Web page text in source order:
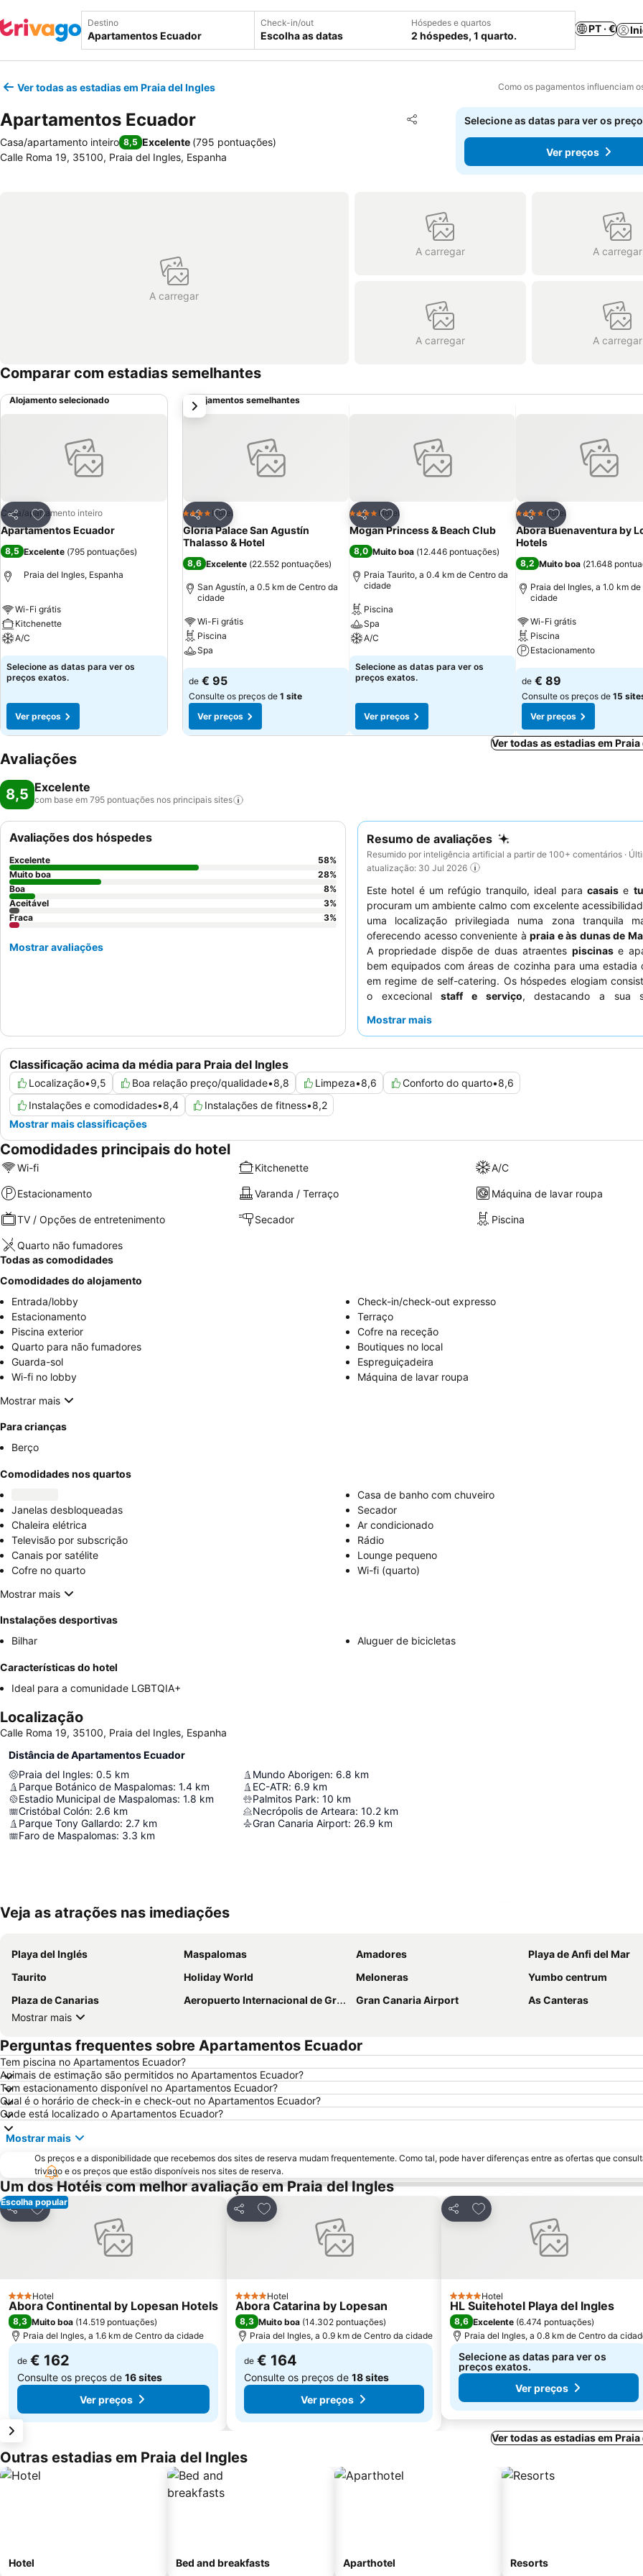
Destino Check-in/out
Escolha as datas
Hóspedes e quartos
2 hóspedes, 1 quarto.
PT · €
Ver todas as estadias em Praia del Ingles Como os pagamentos influenciam
Apartamentos Ecuador Partilhar
Adicionar aos favoritos
Casa/apartamento inteiro 8,5 Excelente (795 pontuações)
Calle Roma 19, 35100, Praia del Ingles, Espanha
Selecione as datas para ver os
Ver preços
A carregar
A carregar A carregar
A carregar A carregar
Comparar com estadias semelhantes
Alojamento selecionado
Partilhar
Adicionar aos favoritos
Casa/apartamento inteiro
Apartamentos Ecuador
8,5 Excelente (795 pontuações)
Praia del Ingles, Espanha
Wi-Fi grátis
Kitchenette
A/C
Selecione as datas para ver os
preços exatos.
Ver preços
Alojamentos semelhantes
Partilhar
Adicionar aos favoritos
4 EstrelasHotel
Gloria Palace San Agustín
Thalasso & Hotel
8,6 Excelente (22.552 pontuações)
San Agustín, a 0.5 km de Centro da
cidade
Wi-Fi grátis
Piscina
Spa
de € 95
Consulte os preços de 1 site
Ver preços
Partilhar
Adicionar aos favoritos
4 EstrelasHotel
Mogan Princess & Beach Club
8,0 Muito boa (12.446 pontuações)
Praia Taurito, a 0.4 km de Centro da
cidade
Piscina
Spa
A/C
Selecione as datas para ver os
preços exatos.
Ver preços
Partilhar
Adicionar aos
4 EstrelasHotel
Abora Buenaventura by
Hotels
8,2 Muito boa (21.648
Praia del Ingles, a 1.0 km
cidade
Wi-Fi grátis
Piscina
Estacionamento
de € 89
Consulte os preços de 15
Ver preços
próximo
Ver todas as estadias em
Avaliações
8,5 Excelente
com base em 795 pontuações nos principais sites
Resumo de avaliações
Resumido por inteligência artificial a partir de 100+ comentários ·
atualização: 30 Jul 2026
Este hotel é um refúgio tranquilo, ideal para casaise
procuram um ambiente calmo com excelente
uma localização privilegiada numa zona tranquila
oferecendo acesso conveniente àpraia e às dunas de
A propriedade dispõe de duas atraentes piscinase
bem equipados com áreas de cozinha para uma estadia
em regime de self-catering. Os hóspedes elogiam
o excecionalstaff e serviço, destacando a sua
uma experiência mais relaxante, considere pedir um
Mostrar mais
Classificação acima da média para Praia del Ingles
Localização•9,5 Boa relação preço/qualidade•8,8 Limpeza•8,6 Conforto do quarto•8,6
Instalações e comodidades•8,4 Instalações de fitness•8,2
Mostrar mais classificações
Avaliações dos hóspedes
Excelente 58%
Muito boa
28%
Boa
8%
Aceitável
3%
Fraca
3%
Mostrar avaliações
Comodidades principais do hotel
Wi-fi Kitchenette A/C
Estacionamento Varanda / Terraço Máquina de lavar roupa
TV / Opções de entretenimento Secador Piscina
Quarto não fumadores
Todas as comodidades
Comodidades do alojamento
Entrada/lobby
Check-in/check-out expresso
Estacionamento
Terraço
Piscina exterior
Cofre na receção
Quarto para não fumadores
Boutiques no local
Guarda-sol
Espreguiçadeira
Wi-fi no lobby
Máquina de lavar roupa
Mostrar mais
Para crianças
Berço
Comodidades nos quartos
Casa de banho com chuveiro
Janelas desbloqueadas
Secador
Chaleira elétrica
Ar condicionado
Televisão por subscrição
Rádio
Canais por satélite
Lounge pequeno
Cofre no quarto
Wi-fi (quarto)
Mostrar mais
Instalações desportivas
Bilhar
Aluguer de bicicletas
Características do hotel
Ideal para a comunidade LGBTQIA+
Localização
Calle Roma 19, 35100, Praia del Ingles, Espanha
Distância de Apartamentos Ecuador
Praia del Ingles: 0.5 km
Parque Botánico de Maspalomas: 1.4 km
Estadio Municipal de Maspalomas: 1.8 km
Cristóbal Colón: 2.6 km
Parque Tony Gallardo: 2.7 km
Faro de Maspalomas: 3.3 km
Mundo Aborigen: 6.8 km
EC-ATR: 6.9 km
Palmitos Park: 10 km
Necrópolis de Arteara: 10.2 km
Gran Canaria Airport: 26.9 km
Veja as atrações nas imediações
Playa del Inglés Maspalomas Amadores
Playa de Anfi del Mar
Taurito
Holiday World Meloneras
Yumbo centrum
Plaza de Canarias
Aeropuerto Internacional de Gran Canaria Gran Canaria Airport
As Canteras
Mostrar mais
Perguntas frequentes sobre Apartamentos Ecuador
Tem piscina no Apartamentos Ecuador?
Animais de estimação são permitidos no Apartamentos Ecuador?
Tem estacionamento disponível no Apartamentos Ecuador?
Qual é o horário de check-in e check-out no Apartamentos Ecuador?
Onde está localizado o Apartamentos Ecuador?
Mostrar mais
Os preços e a disponibilidade que recebemos dos sites de reserva mudam frequentemente. Como tal, pode haver diferenças entre as ofertas que
trivago e os preços que estão disponíveis nos sites de reserva.
Um dos Hotéis com melhor avaliação em Praia del Ingles
Escolha popular
Partilhar
Adicionar aos favoritos
3 Estrelas
Hotel
Abora Continental by Lopesan Hotels
8,3 Muito boa (14.519 pontuações)
Praia del Ingles, a 1.6 km de Centro da cidade
de € 162
Consulte os preços de 16 sites
Ver preços
Partilhar
Adicionar aos favoritos
4 Estrelas
Hotel
Abora Catarina by Lopesan
8,3 Muito boa (14.302 pontuações)
Praia del Ingles, a 0.9 km de Centro da cidade
de € 164
Consulte os preços de 18 sites
Ver preços
Partilhar
Adicionar aos favoritos
4 Estrelas
Hotel
HL Suitehotel Playa del Ingles
8,6 Excelente (6.474 pontuações)
Praia del Ingles, a 0.8 km de Centro da
Selecione as datas para ver os
preços exatos.
Ver preços
Ver todas as estadias em
Outras estadias em Praia del Ingles
Hotel Bed and breakfasts Aparthotel Resorts